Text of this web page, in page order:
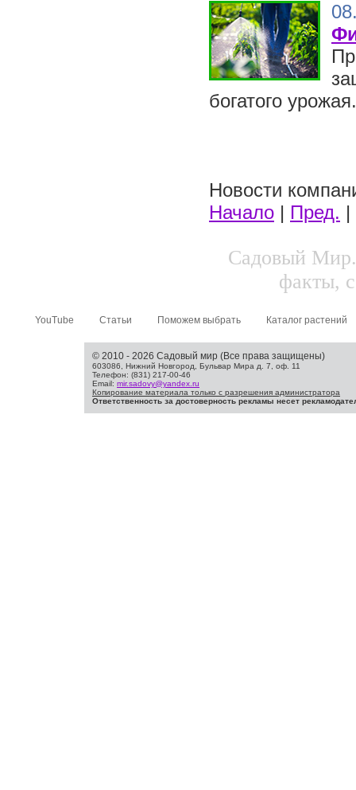
богатого урожая.
Новости
Начало | Пред. |
Садовый Мир.
факты,
YouTube Статьи Поможем выбрать Каталог растений
© 2010 - 2026 Садовый мир (Все права защищены)
603086, Нижний Новгород, Бульвар Мира д. 7, оф. 11
Телефон: (831) 217-00-46
Email: mir.sadovy@yandex.ru
Копирование материала только с разрешения администратора
Ответственность за достоверность рекламы несет